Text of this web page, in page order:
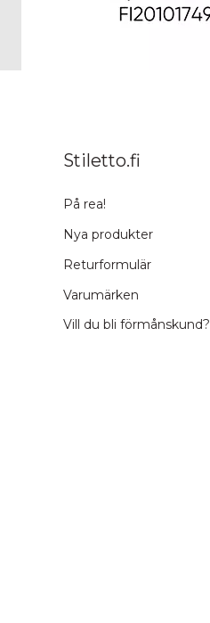
Stiletto.fi
På rea!
Nya produkter
Returformulär
Varumärken
Vill du bli förmånskund?